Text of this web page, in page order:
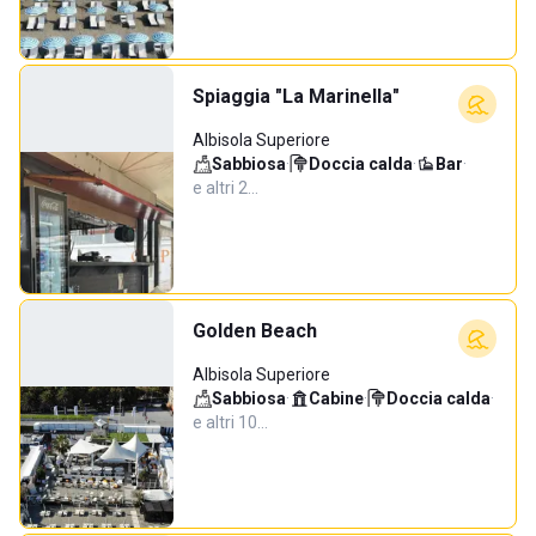
Spiaggia "La Marinella"
Albisola Superiore
Sabbiosa· Doccia calda· Bar·
e altri 2…
Golden Beach
Albisola Superiore
Sabbiosa· Cabine· Doccia calda·
e altri 10…